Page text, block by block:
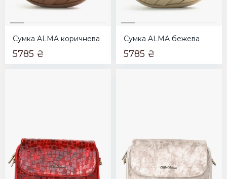
Сумка ALMA коричнева
5785 ₴
Сумка ALMA бежева
5785 ₴